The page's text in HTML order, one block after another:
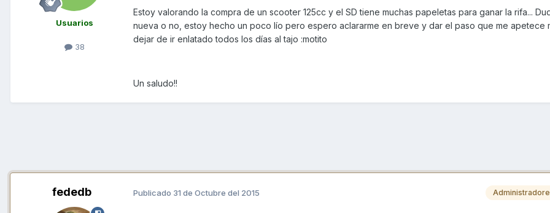
Usuarios
38
Estoy valorando la compra de un scooter 125cc y el SD tiene muchas papeletas para ganar la rifa...
nueva o no, estoy hecho un poco lío pero espero aclararme en breve y dar el paso que me apetece
dejar de ir enlatado todos los días al tajo :motito
Un saludo!!
fededb Publicado 31 de Octubre del 2015